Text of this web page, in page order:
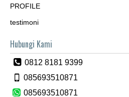
PROFILE
testimoni
Hubungi Kami
0812 8181 9399
085693510871
085693510871